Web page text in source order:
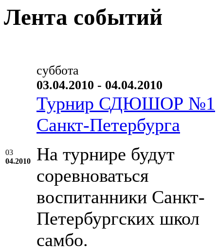
Лента событий
03
04.2010
суббота
03.04.2010 - 04.04.2010
Турнир СДЮШОР №1
Санкт-Петербурга
На турнире будут
соревноваться
воспитанники Санкт-
Петербургских школ
самбо.